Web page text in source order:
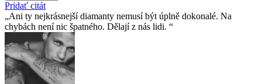
Pridať citát
Ani ty nejkrásnejší diamanty nemusí být úplně dokonalé. Na
chybách není nic špatného. Dělají z nás lidi.